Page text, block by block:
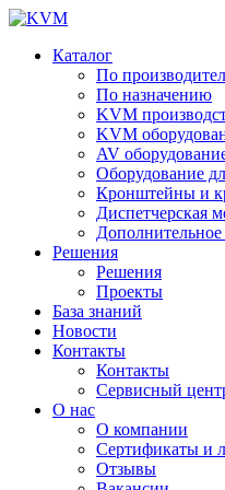
Каталог
По
По назначению
KVM
KVM
AV
Оборудование
Кронштейны и
Диспетчерская
Решения
Решения
Проекты
База знаний
Новости
Контакты
Контакты
Сервисный
О нас
О компании
Сертификаты и
Отзывы